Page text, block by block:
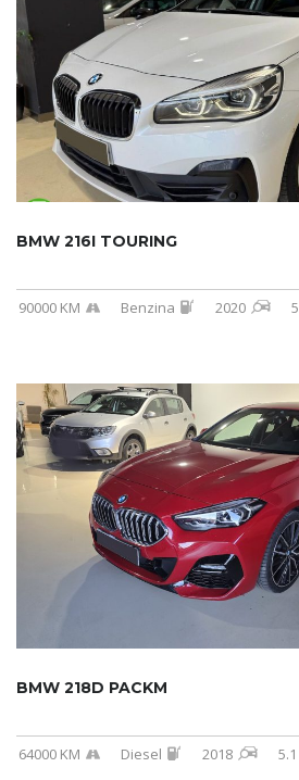
BMW 216I TOURING
90000 KM Benzina 2020 5
BMW 218D PACKM
64000 KM Diesel 2018 5.1